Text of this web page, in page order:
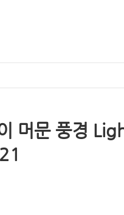
머문 풍경